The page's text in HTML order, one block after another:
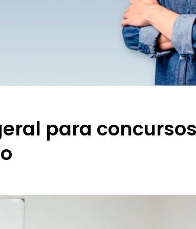
para